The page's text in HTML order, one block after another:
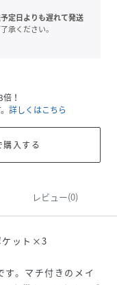
定日よりも遅れて発送
承ください。
！
詳しくはこちら
入する
レビュー(0)
ケット×3
す。マチ付きのメイ